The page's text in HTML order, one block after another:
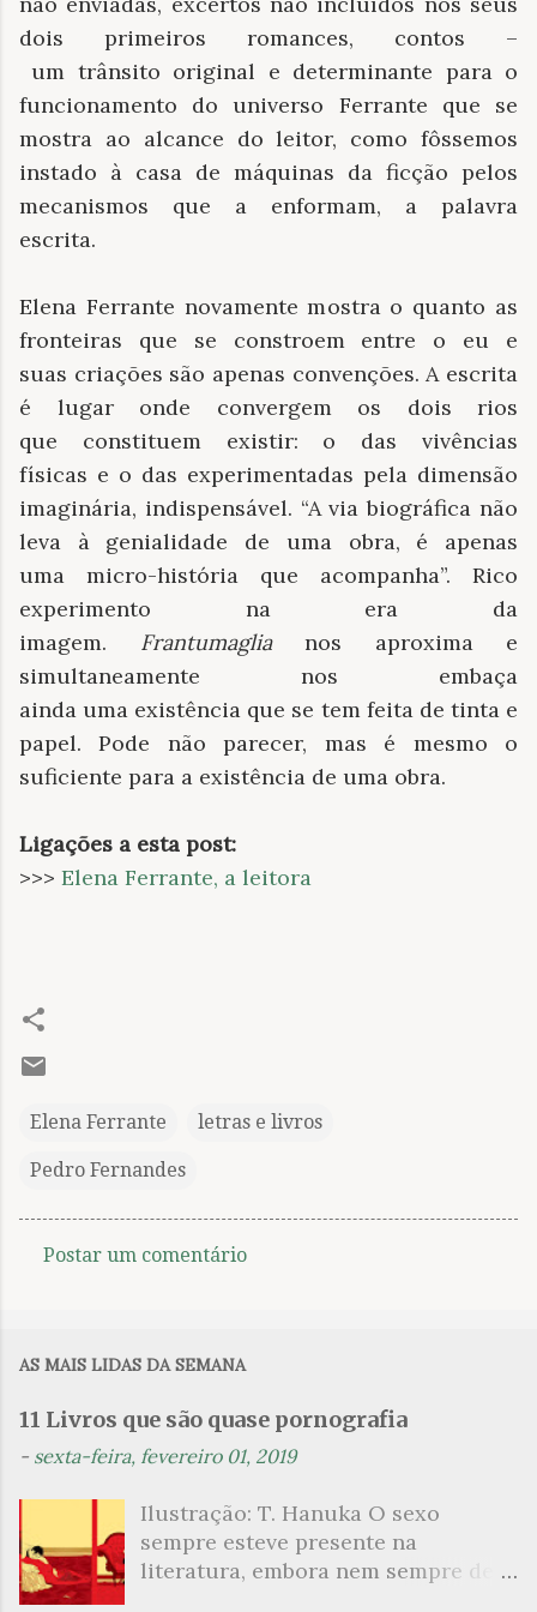
dois primeiros romances, contos –
um trânsito original e determinante para o
funcionamento do universo Ferrante que se
mostra ao alcance do leitor, como fôssemos
instado à casa de máquinas da ficção pelos
mecanismos que a enformam, a palavra
escrita.
Elena Ferrante novamente mostra o quanto as
fronteiras que se constroem entre o eu e
suas criações são apenas convenções. A escrita
é lugar onde convergem os dois rios
que constituem existir: o das vivências
físicas e o das experimentadas pela dimensão
imaginária, indispensável. “A via biográfica não
leva à genialidade de uma obra, é apenas
uma micro-história que acompanha”. Rico
experimento na era da
imagem.
Frantumaglia nos aproxima e
simultaneamente nos embaça
ainda uma existência que se tem feita de tinta e
papel. Pode não parecer, mas é mesmo o
suficiente para a existência de uma obra.
Ligações a esta post:
>>> Elena Ferrante, a leitora
Elena Ferrante letras e livros
Pedro Fernandes
n
i
o
Postar um comentário
AS MAIS LIDAS DA SEMANA
11 Livros que são quase pornografia
- sexta-feira, fevereiro 01, 2019
Ilustração: T. Hanuka O sexo
sempre esteve presente na
literatura, embora nem sempre de